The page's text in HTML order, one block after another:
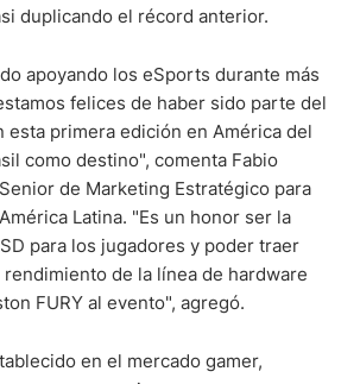
duplicando el récord anterior.
apoyando los eSports durante más
felices de haber sido parte del
esta primera edición en América del
como destino", comenta Fabio
de Marketing Estratégico para
Latina. "Es un honor ser la
para los jugadores y poder traer
de la línea de hardware
FURY al evento", agregó.
en el mercado gamer,